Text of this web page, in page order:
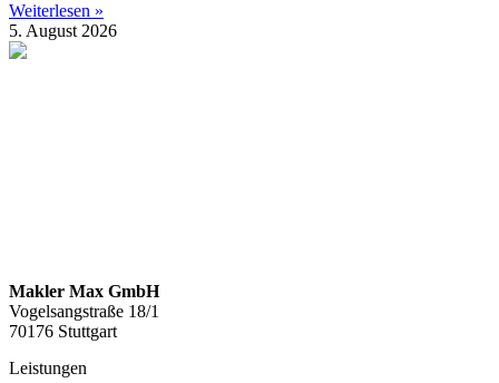
Weiterlesen »
5. August 2026
Makler Max GmbH
Vogelsangstraße 18/1
70176 Stuttgart
Leistungen